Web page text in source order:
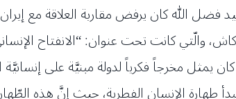
فضل الله كان يرفض مقاربة العلاقة
والّتي كانت تحت عنوان: “الانفتاح
يمثل مخرجاً فكرياً لدولة مبنيَّة على
طهارة الإنسان الفطرية، حيث إنَّ هذه